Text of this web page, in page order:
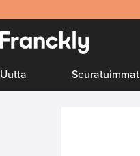
Uutta Seuratuimmat